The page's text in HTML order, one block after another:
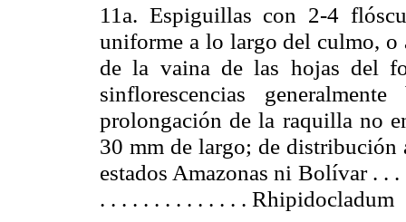
11a. Espiguillas con 2-4
uniforme a lo largo del culmo, o
de la vaina de las hojas del
sinflorescencias
prolongación de la raquilla no
30 mm de largo; de distribución
estados Amazonas ni Bolívar . . .
. . . . . . . . . . . . . . Rhipidocladum